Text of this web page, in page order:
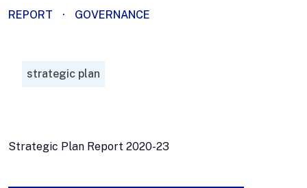
REPORT · GOVERNANCE
strategic plan
Strategic Plan Report 2020-23